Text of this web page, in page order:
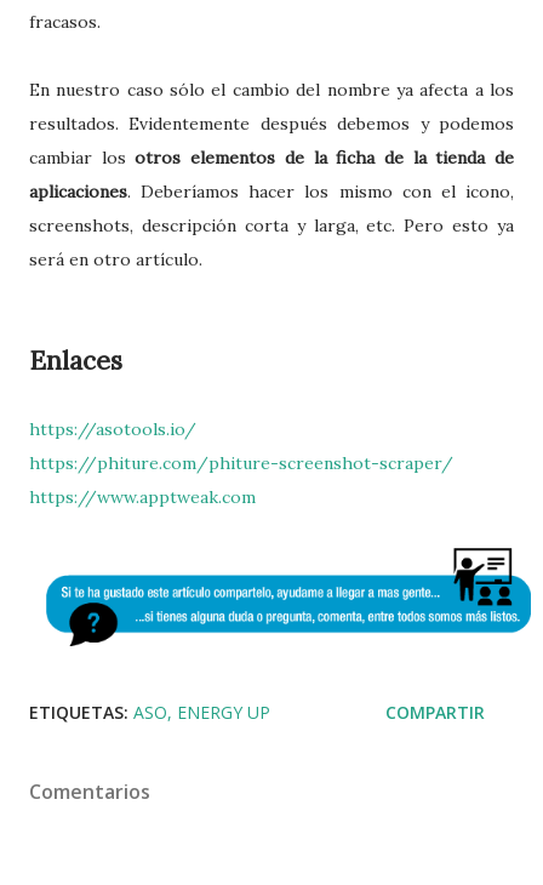
fracasos.
En nuestro caso sólo el cambio del nombre ya afecta a los
resultados. Evidentemente después debemos y podemos
cambiar losotros elementos de la ficha de la tienda de
aplicaciones. Deberíamos hacer los mismo con el icono,
screenshots, descripción corta y larga, etc. Pero esto ya
será en otro artículo.
Enlaces
https://asotools.io/
https://phiture.com/phiture-screenshot-scraper/
https://www.apptweak.com
ETIQUETAS: ASO ENERGY UP COMPARTIR
Comentarios